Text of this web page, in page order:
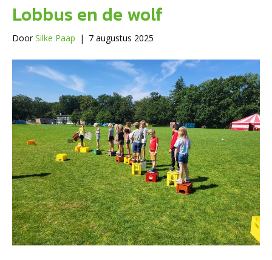
Lobbus en de wolf
DoorSilke Paap | 7 augustus 2025